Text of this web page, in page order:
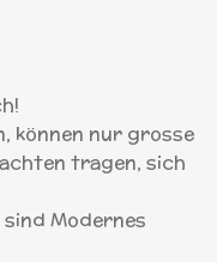
können nur grosse
tragen, sich
Modernes